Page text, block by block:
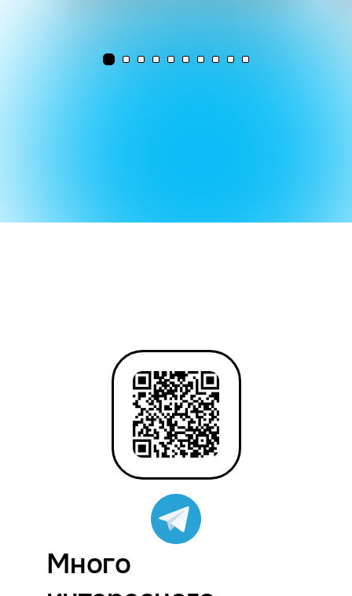
Много